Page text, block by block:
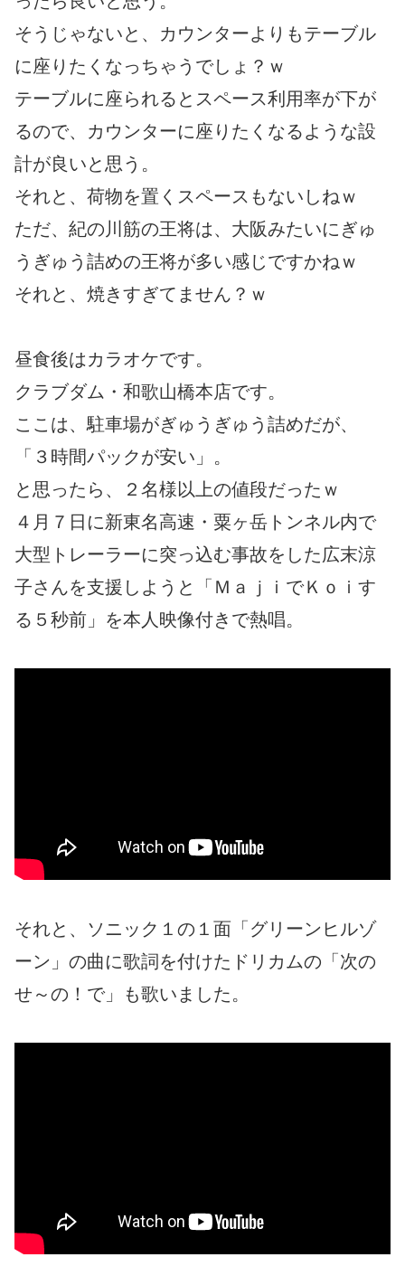
そうじゃないと、カウンターよりもテーブル
に座りたくなっちゃうでしょ？ｗ
テーブルに座られるとスペース利用率が下が
るので、カウンターに座りたくなるような設
計が良いと思う。
それと、荷物を置くスペースもないしねｗ
ただ、紀の川筋の王将は、大阪みたいにぎゅ
うぎゅう詰めの王将が多い感じですかねｗ
それと、焼きすぎてません？ｗ
昼食後はカラオケです。
クラブダム・和歌山橋本店です。
ここは、駐車場がぎゅうぎゅう詰めだが、
「３時間パックが安い」。
と思ったら、２名様以上の値段だったｗ
４月７日に新東名高速・粟ヶ岳トンネル内で
大型トレーラーに突っ込む事故をした広末涼
子さんを支援しようと「ＭａｊｉでＫｏｉす
る５秒前」を本人映像付きで熱唱。
それと、ソニック１の１面「グリーンヒルゾ
ーン」の曲に歌詞を付けたドリカムの「次の
せ～の！で」も歌いました。